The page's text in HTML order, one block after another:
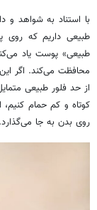
با استناد به شواهد و
طبیعی داریم که روی
طبیعی» پوست یاد
محافظت می‌کند. اگر
از حد فلور طبیعی
کوتاه و کم حمام
روی بدن به جا می‌گذارد.